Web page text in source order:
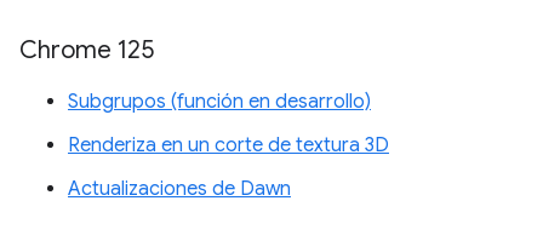
Chrome 125
Subgrupos (función en desarrollo)
Renderiza en un corte de textura 3D
Actualizaciones de Dawn